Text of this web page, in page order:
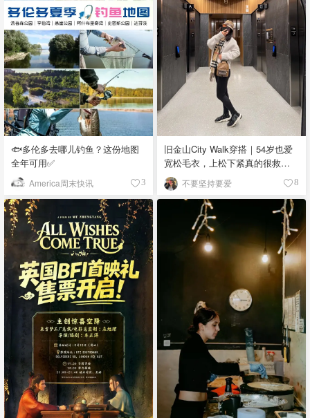
🐟多伦多去哪儿钓鱼？这份地图
全年可用✅
America周末快讯 3
旧金山City Walk穿搭｜54岁也爱
宽松毛衣，上松下紧真的很救比
例
不要坚持要爱 8